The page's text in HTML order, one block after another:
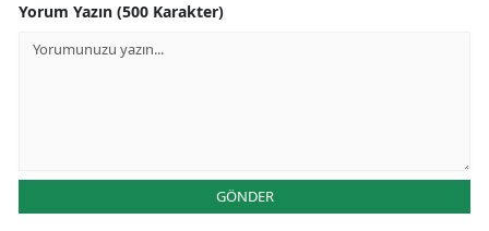
Yorum Yazın (500 Karakter)
GÖNDER